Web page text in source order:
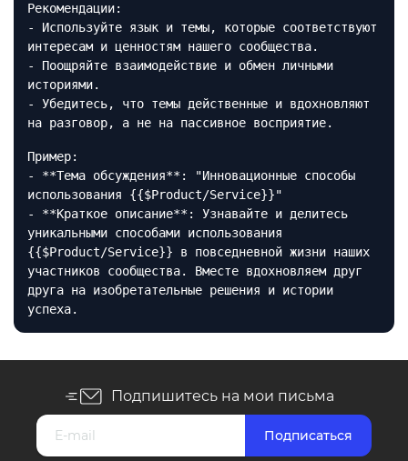
Рекомендации:
- Используйте язык и темы, которые соответствуют
интересам и ценностям нашего сообщества.
- Поощряйте взаимодействие и обмен личными
историями.
- Убедитесь, что темы действенные и вдохновляют
на разговор, а не на пассивное восприятие.
Пример:
- **Тема обсуждения**: "Инновационные способы
использования {{$Product/Service}}"
- **Краткое описание**: Узнавайте и делитесь
уникальными способами использования
{{$Product/Service}} в повседневной жизни наших
участников сообщества. Вместе вдохновляем друг
друга на изобретательные решения и истории
успеха.
Подпишитесь на мои письма